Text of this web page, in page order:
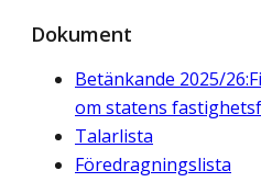
Dokument
Betänkande 2025/
om statens
Talarlista
Föredragningslista